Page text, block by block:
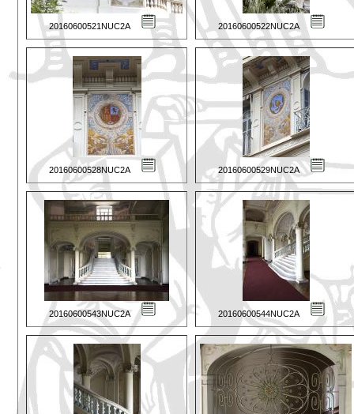
20160600521NUC2A 20160600522NUC2A
20160600528NUC2A 20160600529NUC2A
20160600543NUC2A 20160600544NUC2A